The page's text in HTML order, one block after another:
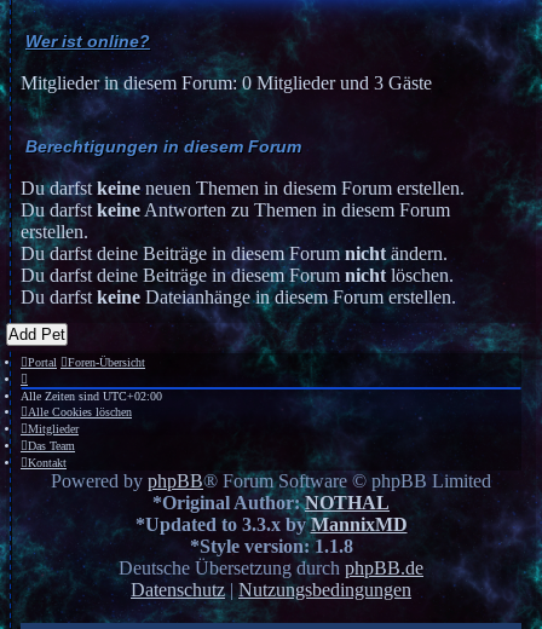
Wer ist online?
Mitglieder in diesem Forum: 0 Mitglieder und 3 Gäste
Berechtigungen in diesem Forum
Du darfstkeineneuen Themen in diesem Forum erstellen.
Du darfst keine Antworten zu Themen in diesem Forum
erstellen.
Du darfst deine Beiträge in diesem Forum nicht ändern.
Du darfst deine Beiträge in diesem Forum nichtlöschen.
Du darfst keine Dateianhänge in diesem Forum erstellen.
Add Pet
Portal Foren-Übersicht
Alle Zeiten sind UTC+02:00
Alle Cookies löschen
Mitglieder
Das Team
Kontakt
Powered by phpBB® Forum Software © phpBB Limited
*Original Author:NOTHAL
*Updated to 3.3.x byMannixMD
*Style version: 1.1.8
Deutsche Übersetzung durch phpBB.de
Datenschutz| Nutzungsbedingungen